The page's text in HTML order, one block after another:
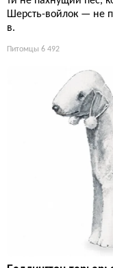
Шерсть-войлок — не
в.
Питомцы 6 492